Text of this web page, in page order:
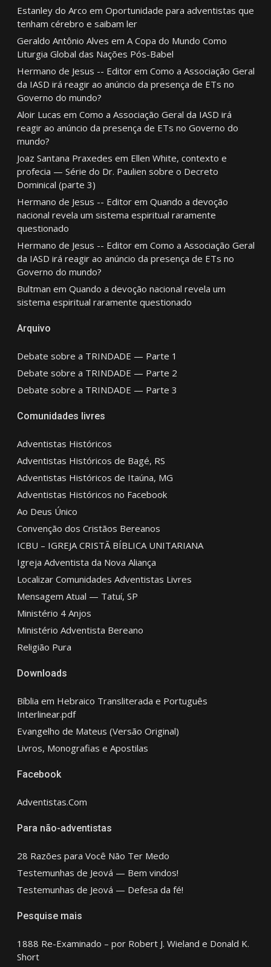
Estanley do Arco em Oportunidade para adventistas que
tenham cérebro e saibam ler
Geraldo Antônio Alves em A Copa do Mundo Como
Liturgia Global das Nações Pós-Babel
Hermano de Jesus -- Editorem Como a Associação Geral
da IASD irá reagir ao anúncio da presença de ETs no
Governo do mundo?
Aloir Lucas em Como a Associação Geral da IASD irá
reagir ao anúncio da presença de ETs no Governo do
mundo?
Joaz Santana Praxedes em Ellen White, contexto e
profecia — Série do Dr. Paulien sobre o Decreto
Dominical (parte 3)
Hermano de Jesus -- Editorem Quando a devoção
nacional revela um sistema espiritual raramente
questionado
Hermano de Jesus -- Editorem Como a Associação Geral
da IASD irá reagir ao anúncio da presença de ETs no
Governo do mundo?
Bultman em Quando a devoção nacional revela um
sistema espiritual raramente questionado
Arquivo
Debate sobre a TRINDADE — Parte 1
Debate sobre a TRINDADE — Parte 2
Debate sobre a TRINDADE — Parte 3
Comunidades livres
Adventistas Históricos
Adventistas Históricos de Bagé, RS
Adventistas Históricos de Itaúna, MG
Adventistas Históricos no Facebook
Ao Deus Único
Convenção dos Cristãos Bereanos
ICBU – IGREJA CRISTÃ BÍBLICA UNITARIANA
Igreja Adventista da Nova Aliança
Localizar Comunidades Adventistas Livres
Mensagem Atual — Tatuí, SP
Ministério 4 Anjos
Ministério Adventista Bereano
Religião Pura
Downloads
Bíblia em Hebraico Transliterada e Português
Interlinear.pdf
Evangelho de Mateus (Versão Original)
Livros, Monografias e Apostilas
Facebook
Adventistas.Com
Para não-adventistas
28 Razões para Você Não Ter Medo
Testemunhas de Jeová — Bem vindos!
Testemunhas de Jeová — Defesa da fé!
Pesquise mais
1888 Re-Examinado – por Robert J. Wieland e Donald K.
Short